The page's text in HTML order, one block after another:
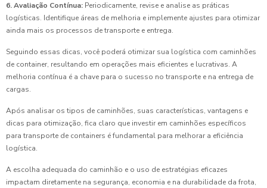
6. Avaliação Contínua: Periodicamente, revise e analise as práticas
logísticas. Identifique áreas de melhoria e implemente ajustes para otimizar
ainda mais os processos de transporte e entrega.
Seguindo essas dicas, você poderá otimizar sua logística com caminhões
de container, resultando em operações mais eficientes e lucrativas. A
melhoria contínua é a chave para o sucesso no transporte e na entrega de
cargas.
Após analisar os tipos de caminhões, suas características, vantagens e
dicas para otimização, fica claro que investir em caminhões específicos
para transporte de containers é fundamental para melhorar a eficiência
logística.
A escolha adequada do caminhão e o uso de estratégias eficazes
impactam diretamente na segurança, economia e na durabilidade da frota,